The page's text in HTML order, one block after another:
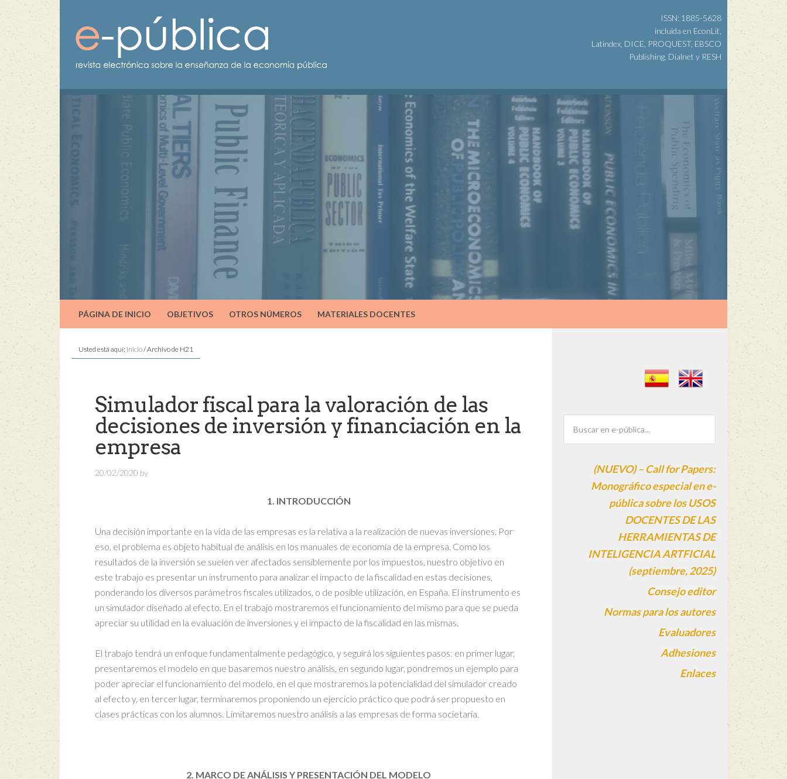
ISSN: 1885-5628
incluida en EconLit,
Latindex, DICE, PROQUEST, EBSCO
Publishing, Dialnet y RESH
PÁGINA DE INICIO OBJETIVOS OTROS NÚMEROS MATERIALES DOCENTES
Usted está aquí: Inicio/Archivo de H21
Simulador fiscal para la valoración de las
decisiones de inversión y financiación en la
empresa
20/02/2020 by
1. INTRODUCCIÓN
Una decisión importante en la vida de las empresas es la relativa a la realización de nuevas inversiones. Por
eso, el problema es objeto habitual de análisis en los manuales de economía de la empresa. Como los
resultados de la inversión se suelen ver afectados sensiblemente por los impuestos, nuestro objetivo en
este trabajo es presentar un instrumento para analizar el impacto de la fiscalidad en estas decisiones,
ponderando los diversos parámetros fiscales utilizados, o de posible utilización, en España. El instrumento es
un simulador diseñado al efecto. En el trabajo mostraremos el funcionamiento del mismo para que se pueda
apreciar su utilidad en la evaluación de inversiones y el impacto de la fiscalidad en las mismas.
El trabajo tendrá un enfoque fundamentalmente pedagógico, y seguirá los siguientes pasos: en primer lugar,
presentaremos el modelo en que basaremos nuestro análisis, en segundo lugar, pondremos un ejemplo para
poder apreciar el funcionamiento del modelo, en el que mostraremos la potencialidad del simulador creado
al efecto y, en tercer lugar, terminaremos proponiendo un ejercicio práctico que podrá ser propuesto en
clases prácticas con los alumnos. Limitaremos nuestro análisis a las empresas de forma societaria.
2. MARCO DE ANÁLISIS Y PRESENTACIÓN DEL MODELO
(NUEVO) – Call for Papers:
Monográfico especial en e-
pública sobre los USOS
DOCENTES DE LAS
HERRAMIENTAS DE
INTELIGENCIA ARTFICIAL
(septiembre, 2025)
Consejo editor
Normas para los autores
Evaluadores
Adhesiones
Enlaces